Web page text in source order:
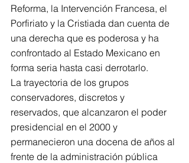
Reforma, la Intervención Francesa, el
Porfiriato y la Cristiada dan cuenta de
una derecha que es poderosa y ha
confrontado al Estado Mexicano en
forma seria hasta casi derrotarlo.
La trayectoria de los grupos
conservadores, discretos y
reservados, que alcanzaron el poder
presidencial en el 2000 y
permanecieron una docena de años al
frente de la administración pública